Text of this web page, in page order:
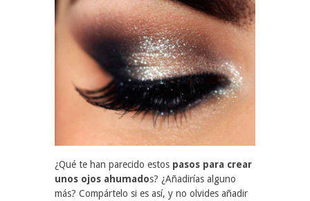
¿Qué te han parecido estos pasos para crear
unos ojos ahumados? ¿Añadirías alguno
más? Compártelo si es así, y no olvides añadir